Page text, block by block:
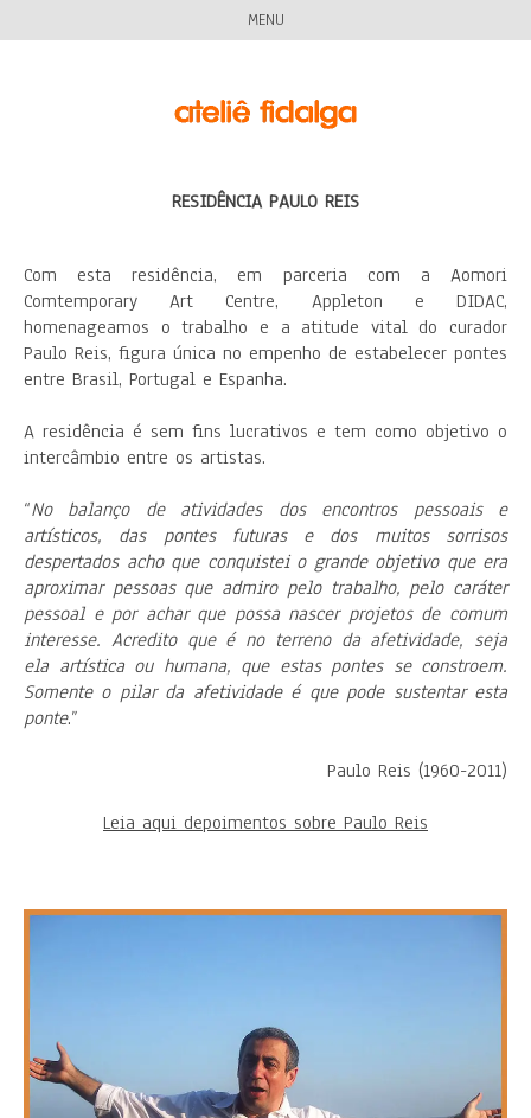
MENU
RESIDÊNCIA PAULO REIS
Com esta residência, em parceria com a Aomori
Comtemporary Art Centre, Appleton e DIDAC,
homenageamos o trabalho e a atitude vital do curador
Paulo Reis, figura única no empenho de estabelecer pontes
entre Brasil, Portugal e Espanha.
A residência é sem fins lucrativos e tem como objetivo o
intercâmbio entre os artistas.
“No balanço de atividades dos encontros pessoais e
artísticos, das pontes futuras e dos muitos sorrisos
despertados acho que conquistei o grande objetivo que era
aproximar pessoas que admiro pelo trabalho, pelo caráter
pessoal e por achar que possa nascer projetos de comum
interesse. Acredito que é no terreno da afetividade, seja
ela artística ou humana, que estas pontes se constroem.
Somente o pilar da afetividade é que pode sustentar esta
ponte.”
Paulo Reis (1960-2011)
Leia aqui depoimentos sobre Paulo Reis